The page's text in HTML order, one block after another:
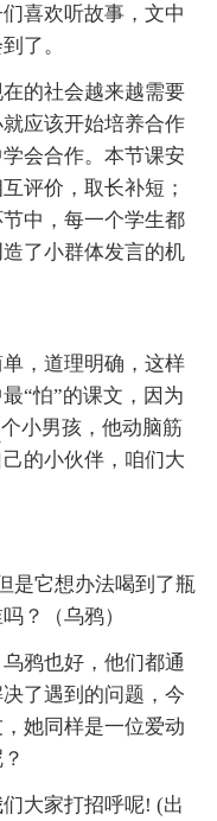
喜欢听故事，文中
了。
的社会越来越需要
应该开始培养合作
会合作。本节课安
评价，取长补短；
中，每一个学生都
了小群体发言的机
单，道理明确，这样
“怕”的课文，因为
个小男孩，他动脑筋
的小伙伴，咱们大
是它想办法喝到了瓶
？（乌鸦）
鸦也好，他们都通
了遇到的问题，今
她同样是一位爱动
大家打招呼呢! (出